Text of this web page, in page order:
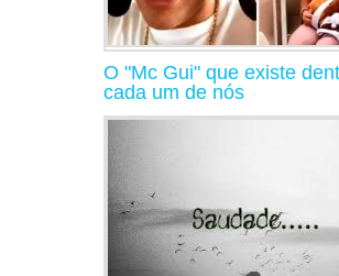
O "Mc Gui" que existe
cada um de nós